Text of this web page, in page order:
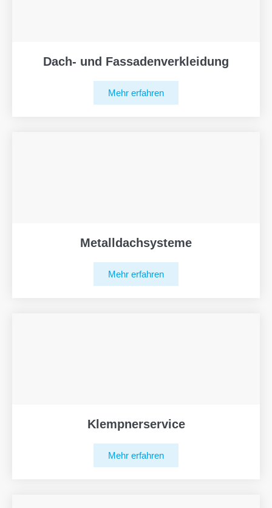
Dach- und Fassadenverkleidung
Mehr erfahren
Metalldachsysteme
Mehr erfahren
Klempnerservice
Mehr erfahren